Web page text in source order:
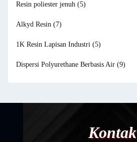
Resin poliester jenuh (5)
Alkyd Resin (7)
1K Resin Lapisan Industri (5)
Dispersi Polyurethane Berbasis Air (9)
Kontak